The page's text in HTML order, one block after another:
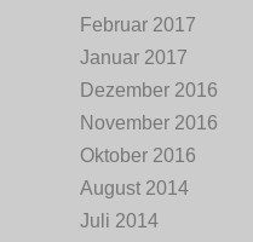
Februar 2017
Januar 2017
Dezember 2016
November 2016
Oktober 2016
August 2014
Juli 2014